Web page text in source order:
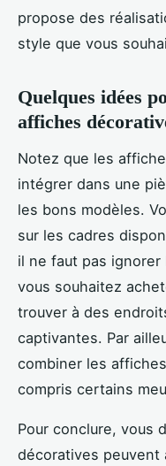
propose des
style que vous
Quelques idées
affiches
Notez que les
intégrer dans une
les bons modèles.
sur les cadres
il ne faut pas
vous souhaitez
trouver à des
captivantes. Par
combiner les
compris certains
Pour conclure, vous
décoratives peuvent